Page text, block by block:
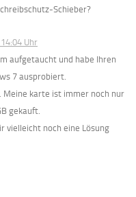
Schieber?
Uhr
aufgetaucht und habe Ihren
7 ausprobiert.
karte ist immer noch nur
gekauft.
vielleicht noch eine Lösung